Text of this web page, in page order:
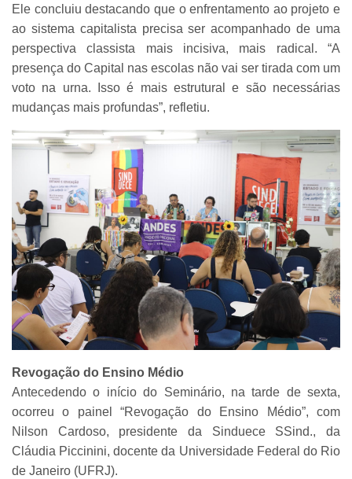
Ele concluiu destacando que o enfrentamento ao projeto e
ao sistema capitalista precisa ser acompanhado de uma
perspectiva classista mais incisiva, mais radical. “A
presença do Capital nas escolas não vai ser tirada com um
voto na urna. Isso é mais estrutural e são necessárias
mudanças mais profundas”, refletiu.
Revogação do Ensino Médio
Antecedendo o início do Seminário, na tarde de sexta,
ocorreu o painel “Revogação do Ensino Médio”, com
Nilson Cardoso, presidente da Sinduece SSind., da
Cláudia Piccinini, docente da Universidade Federal do Rio
de Janeiro (UFRJ).